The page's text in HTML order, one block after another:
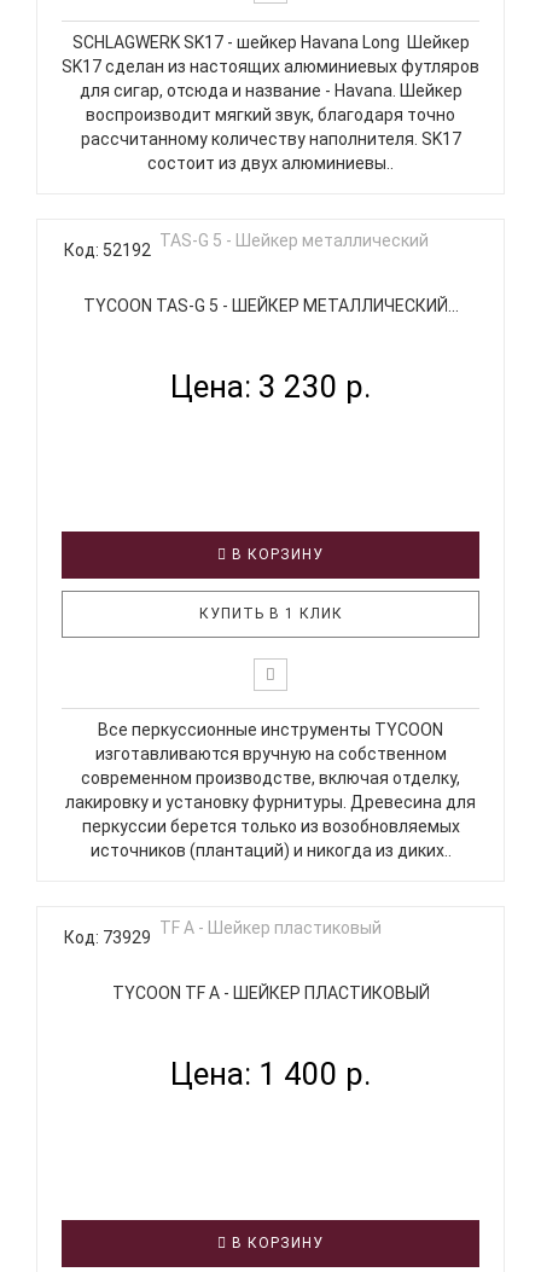
SCHLAGWERK SK17 - шейкер Havana Long Шейкер
SK17 сделан из настоящих алюминиевых футляров
для сигар, отсюда и название - Havana. Шейкер
воспроизводит мягкий звук, благодаря точно
рассчитанному количеству наполнителя. SK17
состоит из двух алюминиевы..
Код: 52192
TYCOON TAS-G 5 - ШЕЙКЕР МЕТАЛЛИЧЕСКИЙ...
Цена: 3 230 р.
В КОРЗИНУ
КУПИТЬ В 1 КЛИК
Все перкуссионные инструменты TYCOON
изготавливаются вручную на собственном
современном производстве, включая отделку,
лакировку и установку фурнитуры. Древесина для
перкуссии берется только из возобновляемых
источников (плантаций) и никогда из диких..
Код: 73929
TYCOON TF A - ШЕЙКЕР ПЛАСТИКОВЫЙ
Цена: 1 400 р.
В КОРЗИНУ